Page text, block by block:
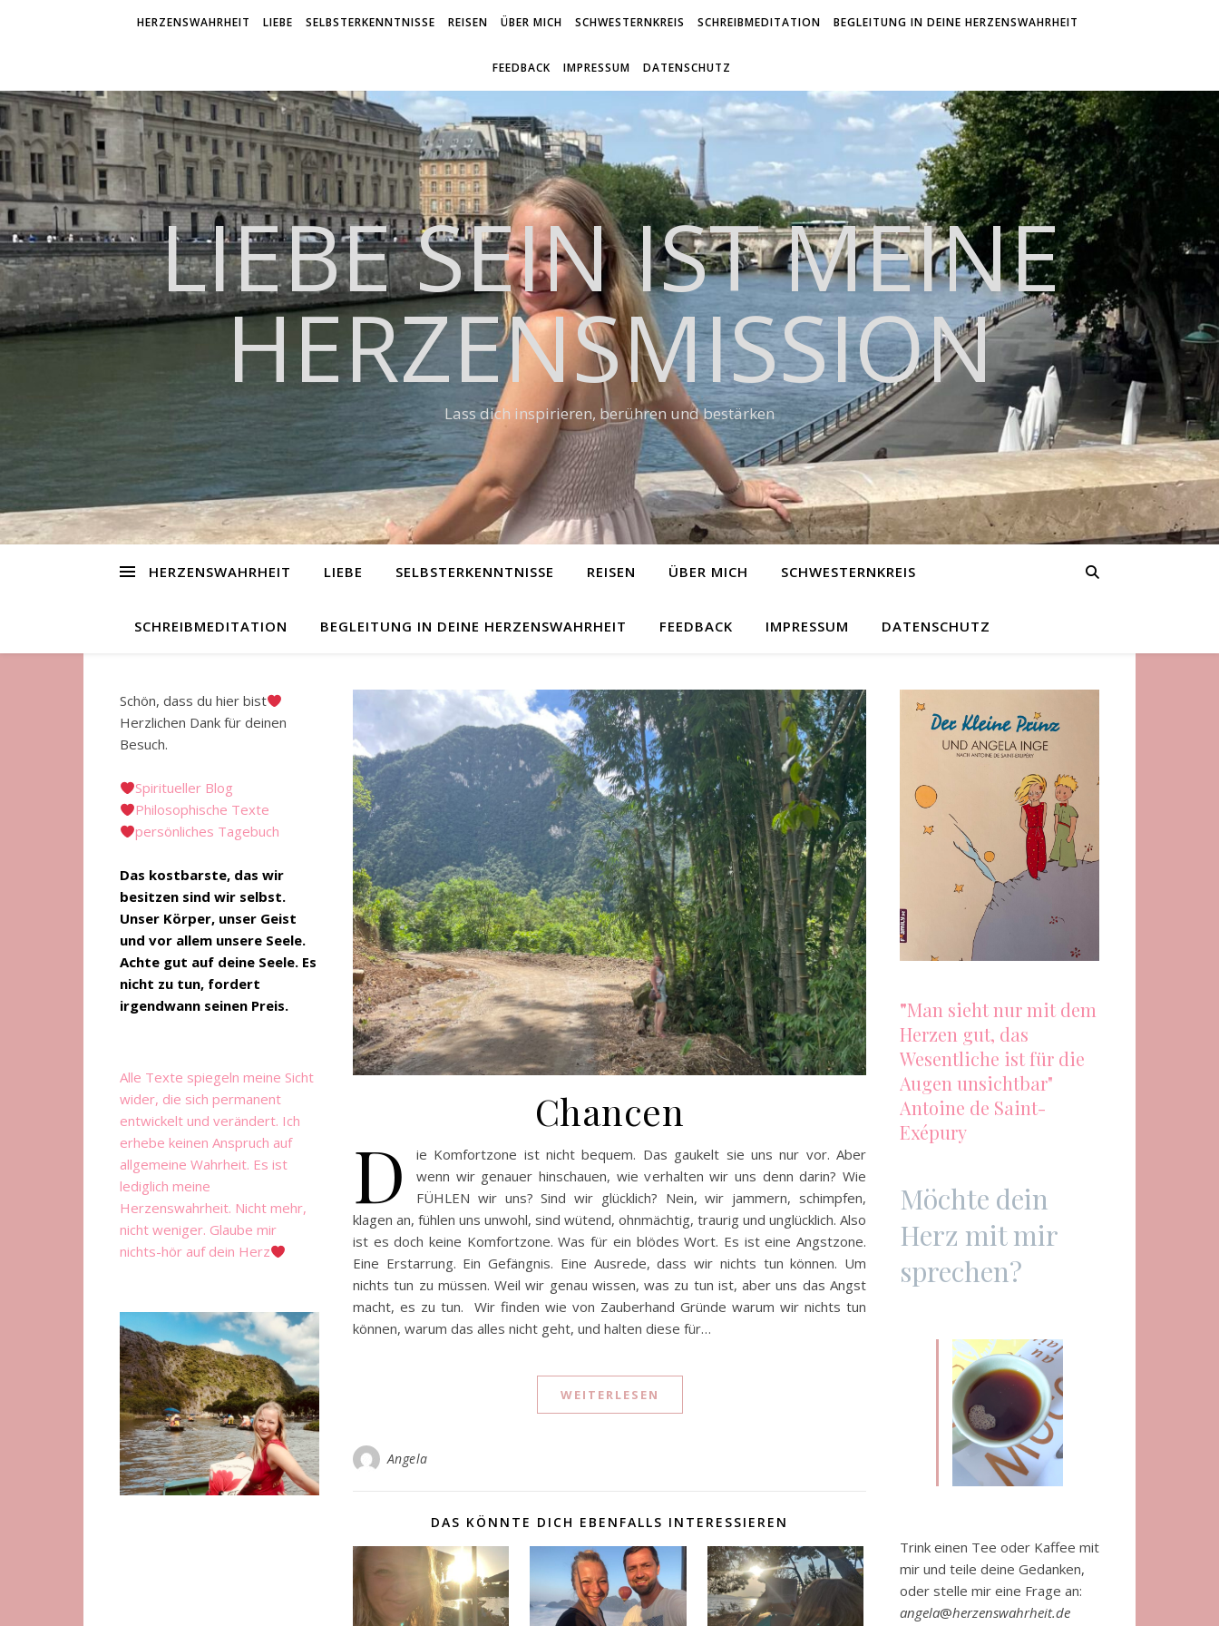
HERZENSWAHRHEIT LIEBE SELBSTERKENNTNISSE REISEN ÜBER MICH SCHWESTERNKREIS SCHREIBMEDITATION BEGLEITUNG IN DEINE HERZENSWAHRHEIT
FEEDBACK IMPRESSUM DATENSCHUTZ
LIEBE SEIN IST MEINE
HERZENSMISSION
Lass dich inspirieren, berühren und bestärken
HERZENSWAHRHEIT LIEBE SELBSTERKENNTNISSE REISEN ÜBER MICH SCHWESTERNKREIS
SCHREIBMEDITATION BEGLEITUNG IN DEINE HERZENSWAHRHEIT FEEDBACK IMPRESSUM DATENSCHUTZ
Schön, dass du hier bist
Herzlichen Dank für deinen
Besuch.
Spiritueller Blog
Philosophische Texte
persönliches Tagebuch
Das kostbarste, das wir
besitzen sind wir selbst.
Unser Körper, unser Geist
und vor allem unsere Seele.
Achte gut auf deine Seele. Es
nicht zu tun, fordert
irgendwann seinen Preis.
Alle Texte spiegeln meine Sicht
wider, die sich permanent
entwickelt und verändert. Ich
erhebe keinen Anspruch auf
allgemeine Wahrheit. Es ist
lediglich meine
Herzenswahrheit. Nicht mehr,
nicht weniger. Glaube mir
nichts-hör auf dein Herz
Chancen
D
ie Komfortzone ist nicht bequem. Das gaukelt sie uns nur vor. Aber
wenn wir genauer hinschauen, wie verhalten wir uns denn darin? Wie
FÜHLEN wir uns? Sind wir glücklich? Nein, wir jammern, schimpfen,
klagen an, fühlen uns unwohl, sind wütend, ohnmächtig, traurig und unglücklich. Also
ist es doch keine Komfortzone. Was für ein blödes Wort. Es ist eine Angstzone.
Eine Erstarrung. Ein Gefängnis. Eine Ausrede, dass wir nichts tun können. Um
nichts tun zu müssen. Weil wir genau wissen, was zu tun ist, aber uns das Angst
macht, es zu tun. Wir finden wie von Zauberhand Gründe warum wir nichts tun
können, warum das alles nicht geht, und halten diese für…
WEITERLESEN
Angela
DAS KÖNNTE DICH EBENFALLS INTERESSIEREN
"Man sieht nur mit dem
Herzen gut, das
Wesentliche ist für die
Augen unsichtbar"
Antoine de Saint-
Exépury
Möchte dein
Herz mit mir
sprechen?
Trink einen Tee oder Kaffee mit
mir und teile deine Gedanken,
oder stelle mir eine Frage an:
angela@herzenswahrheit.de